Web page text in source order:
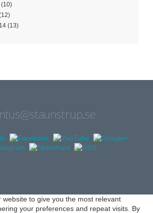
(10)
(13)
website to give you the most relevant
your preferences and repeat visits. By